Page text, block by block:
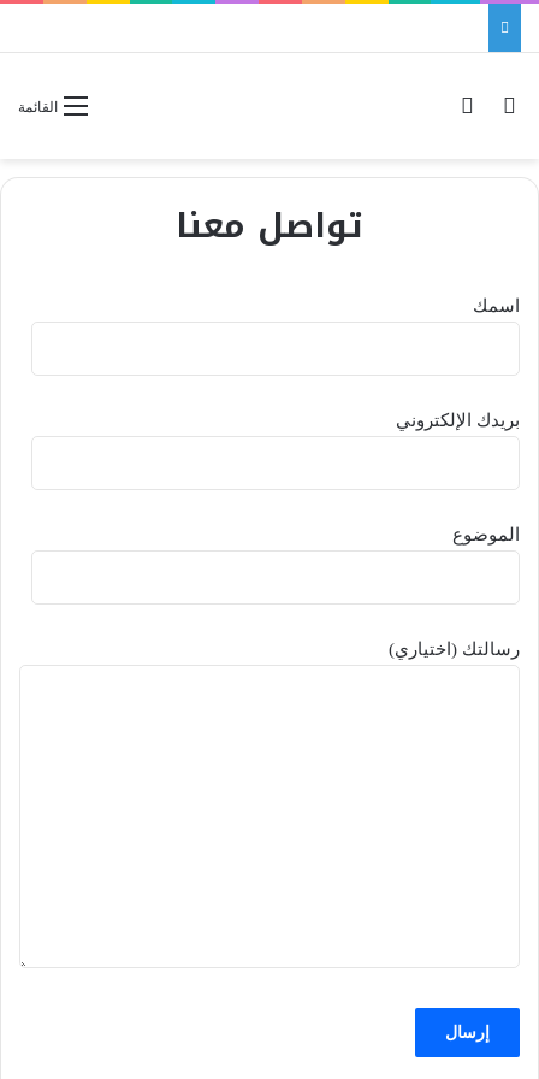
القائمة بحث عن
تواصل معنا
اسمك
بريدك الإلكتروني
الموضوع
رسالتك (اختياري)